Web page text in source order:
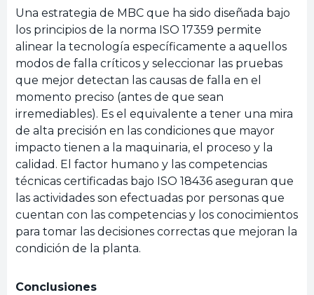
Una estrategia de MBC que ha sido diseñada bajo
los principios de la norma ISO 17359 permite
alinear la tecnología específicamente a aquellos
modos de falla críticos y seleccionar las pruebas
que mejor detectan las causas de falla en el
momento preciso (antes de que sean
irremediables). Es el equivalente a tener una mira
de alta precisión en las condiciones que mayor
impacto tienen a la maquinaria, el proceso y la
calidad. El factor humano y las competencias
técnicas certificadas bajo ISO 18436 aseguran que
las actividades son efectuadas por personas que
cuentan con las competencias y los conocimientos
para tomar las decisiones correctas que mejoran la
condición de la planta.
Conclusiones